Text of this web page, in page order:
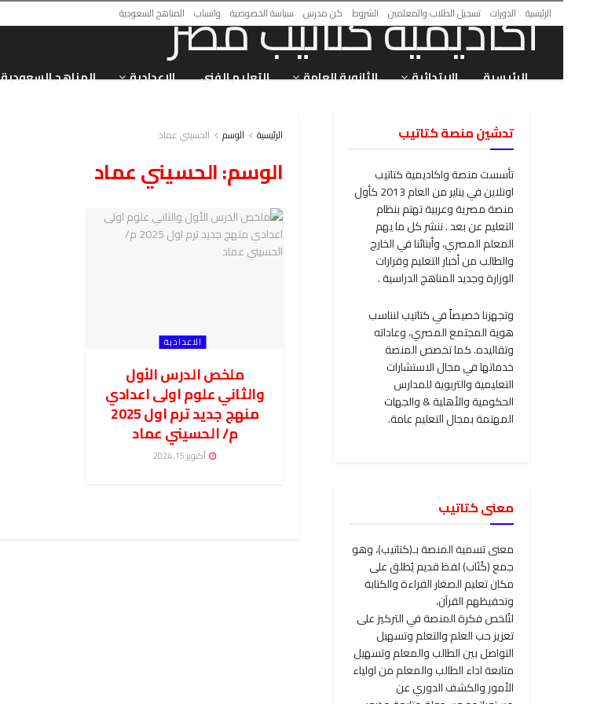
الرئيسية الدورات تسجيل الطلاب والمعلمين الشروط كن مدرس سياسة الخصوصية واتساب المناهج السعودية
الرئيسية الابتدائية الثانوية العامة التعليم الفني الاعدادية المناهج السعودية
الرئيسية الوسم الحسيني عماد
الوسم:الحسيني عماد
الاعدادية
ملخص الدرس الأول
والثاني علوم اولى اعدادي
منهج جديد ترم اول 2025
م/ الحسيني عماد
أكتوبر 15, 2024
تدشين منصة كتاتيب
تأسست منصة واكاديمية كتاتيب
اونلاين في يناير من العام 2013 كأول
منصة مصرية وعربية تهتم بنظام
التعليم عن بعد . ننشر كل ما يهم
المعلم المصري، وأبنائنا في الخارج
والطالب من أخبار التعليم وقرارات
الوزارة وجديد المناهج الدراسية .
وتجهزنا خصيصاً في كتاتيب لنناسب
هوية المجتمع المصري، وعاداته
وتقاليده. كما تخصص المنصة
خدماتها في مجال الاستشارات
التعليمية والتربوية للمدارس
الحكومية والأهلية & والجهات
المهتمة بمجال التعليم عامة.
معنى كتاتيب
معنى تسمية المنصة بـ(كتاتيب)، وهو
جمع (كُتَاب) لفظ قديم يُطلق على
مكان تعليم الصغار القراءة والكتابة
وتحفيظهم القرآن،
لتُلخص فكرة المنصة في التركيز على
تعزيز حب العلم والتعلم وتسهيل
التواصل بين الطالب والمعلم وتسهيل
متابعة اداء الطالب والمعلم من اولياء
الأمور والكشف الدوري عن